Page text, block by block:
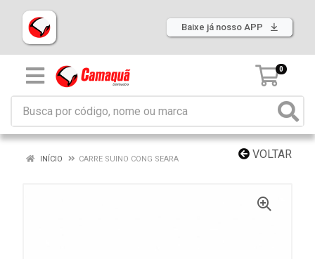
Baixe já nosso APP
0
VOLTAR
INÍCIO CARRE SUINO CONG SEARA